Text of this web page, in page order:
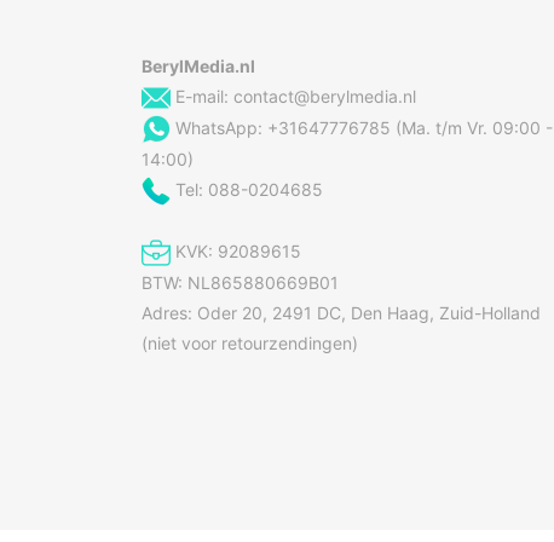
BerylMedia.nl
E-mail: contact@berylmedia.nl
WhatsApp: +31647776785 (Ma. t/m Vr. 09:00 -
14:00)
Tel: 088-0204685
KVK: 92089615
BTW: NL865880669B01
Adres: Oder 20, 2491 DC, Den Haag, Zuid-Holland
(niet voor retourzendingen)